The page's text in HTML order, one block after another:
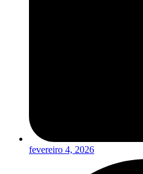
fevereiro 4, 2026